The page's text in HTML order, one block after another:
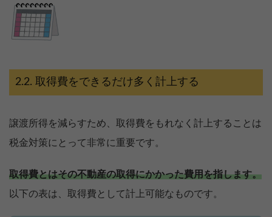
取得費をできるだけ多く計上する
譲渡所得を減らすため、取得費をもれなく計上することは
税金対策にとって非常に重要です。
取得費とはその不動産の取得にかかった費用を指します。
以下の表は、取得費として計上可能なものです。